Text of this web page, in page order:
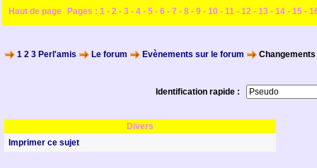
Haut de page Pages : 1 - 2 - 3 - 4 - 5 - 6 - 7 - 8 - 9 - 10 - 11 - 12 - 13 - 14 - 15 -
1 2 3 Perl'amis Le forum Evènements sur le forum
Identification rapide :
Divers
Imprimer ce sujet